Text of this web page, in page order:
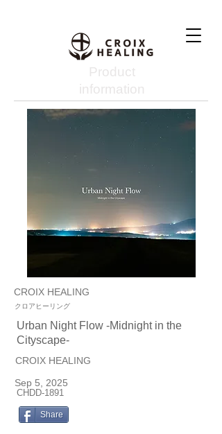
Product
information
CROIX HEALING
クロアヒーリング
Urban Night Flow -Midnight in the
Cityscape-
CROIX HEALING
Sep 5, 2025
CHDD-1891
Share